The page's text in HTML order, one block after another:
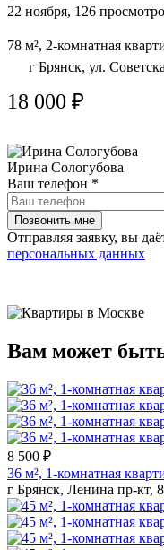
22 ноября, 126
78 м², 2-комнатная
г Брянск, ул.
18 000 ₽
Ирина Сологубова
Ваш телефон *
Отправляя заявку, вы
персональных данных
Вам может
8 500 ₽
36 м², 1-комнатная
г Брянск, Ленина пр-кт, 8